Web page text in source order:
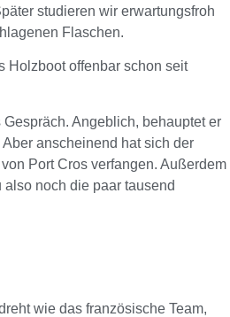
studieren wir erwartungsfroh
Flaschen.
Holzboot offenbar schon seit
Angeblich, behauptet er
anscheinend hat sich der
Port Cros verfangen. Außerdem
noch die paar tausend
wie das französische Team,